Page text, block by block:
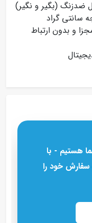
ضدزنگ (بگیر و نگیر)
و بدون ارتباط
هستیم - با
سفارش خود را